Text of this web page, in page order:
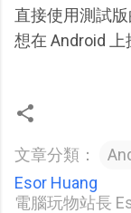
直接使用測試
想在 Android 上
文章分類：
Esor Huang
電腦玩物站長